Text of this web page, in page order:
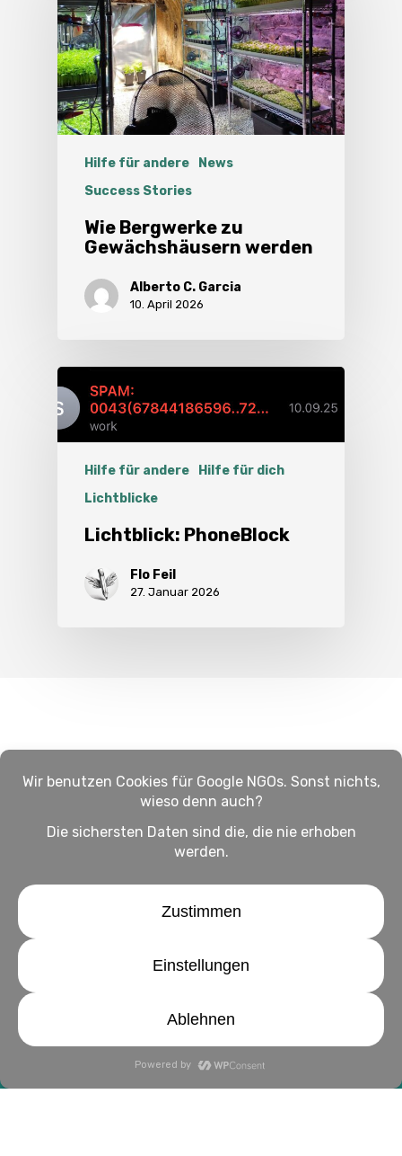
Hilfe für andere
News
Success Stories
Wie Bergwerke zu
Gewächshäusern werden
Alberto C. Garcia
10. April 2026
Hilfe für andere
Hilfe für dich
Lichtblicke
Lichtblick: PhoneBlock
Flo Feil
27. Januar 2026
Impressum
instagram